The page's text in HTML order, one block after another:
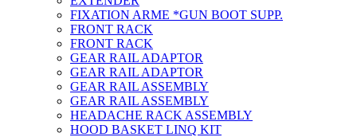
FIXATION ARME *GUN BOOT SUPP.
FRONT RACK
FRONT RACK
GEAR RAIL ADAPTOR
GEAR RAIL ADAPTOR
GEAR RAIL ASSEMBLY
GEAR RAIL ASSEMBLY
HEADACHE RACK ASSEMBLY
HOOD BASKET LINQ KIT